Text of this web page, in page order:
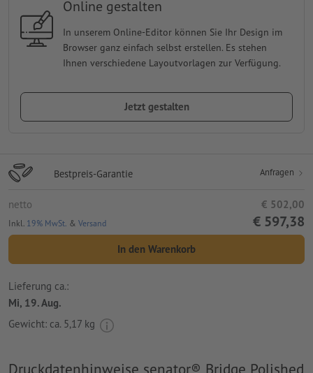
Online gestalten
In unserem Online-Editor können Sie Ihr Design im
Browser ganz einfach selbst erstellen. Es stehen
Ihnen verschiedene Layoutvorlagen zur Verfügung.
Jetzt gestalten
Bestpreis-Garantie Anfragen
netto € 502,00
Inkl. 19% MwSt. & Versand € 597,38
In den Warenkorb
Lieferung ca.:
Mi, 19. Aug.
Gewicht: ca. 5,17 kg
Druckdatenhinweise senator® Bridge Polished